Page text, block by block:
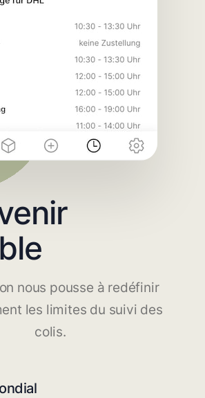
nous pousse à redéfinir
les limites du suivi des
colis.